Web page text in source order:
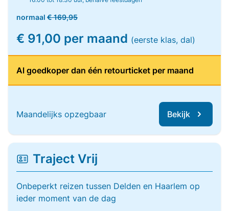
normaal € 169,95
€ 91,00 per maand (eerste klas, dal)
Al goedkoper dan één retourticket per maand
Maandelijks opzegbaar Bekijk
Traject Vrij
Onbeperkt reizen tussen Delden en Haarlem op
ieder moment van de dag